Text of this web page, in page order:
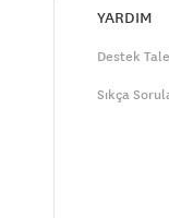
YARDIM
Destek
Sıkça